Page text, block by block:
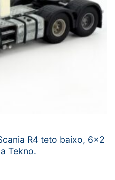
R4 teto baixo, 6×2
Tekno.